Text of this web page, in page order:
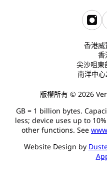
香港威
香
尖沙咀東
南洋中
版權所有 © 2026
GB = 1 billion bytes.
less; device uses up to
other functions. See
Website Design by